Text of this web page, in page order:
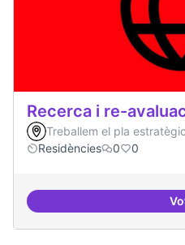
Recerca i re-
Treballem el pla
Residències
0 0